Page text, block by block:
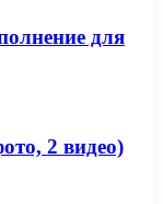
для
2 видео)